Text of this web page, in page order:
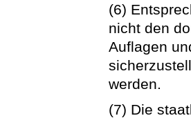
(6)
nicht den
Auflagen
werden.
(7) Die